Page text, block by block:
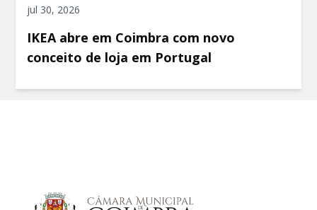
jul 30, 2026
IKEA abre em Coimbra com novo
conceito de loja em Portugal